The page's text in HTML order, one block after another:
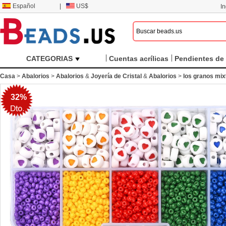
Español US$
CATEGORIAS Cuentas acrílicas Pendientes
Casa > Abalorios > Abalorios & Joyería de Cristal & Abalorios > los granos
32%